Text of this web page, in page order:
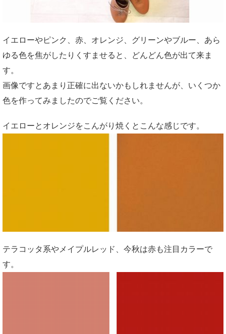
イエローやピンク、赤、オレンジ、グリーンやブルー、あら
ゆる色を焦がしたりくすませると、どんどん色が出て来ま
す。
画像ですとあまり正確に出ないかもしれませんが、いくつか
色を作ってみましたのでご覧ください。
イエローとオレンジをこんがり焼くとこんな感じです。
テラコッタ系やメイプルレッド、今秋は赤も注目カラーで
す。